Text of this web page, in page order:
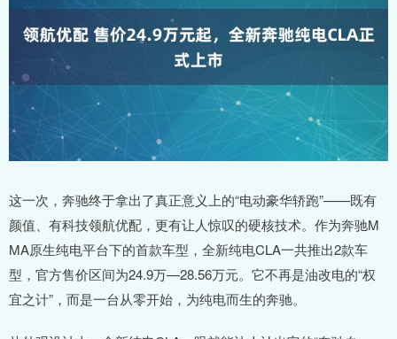
这一次，奔驰终于拿出了真正意义上的“电动豪华轿跑”——既有
颜值、有科技领航优配，更有让人惊叹的硬核技术。作为奔驰M
MA原生纯电平台下的首款车型，全新纯电CLA一共推出2款车
型，官方售价区间为24.9万—28.56万元。它不再是油改电的“权
宜之计”，而是一台从零开始，为纯电而生的奔驰。